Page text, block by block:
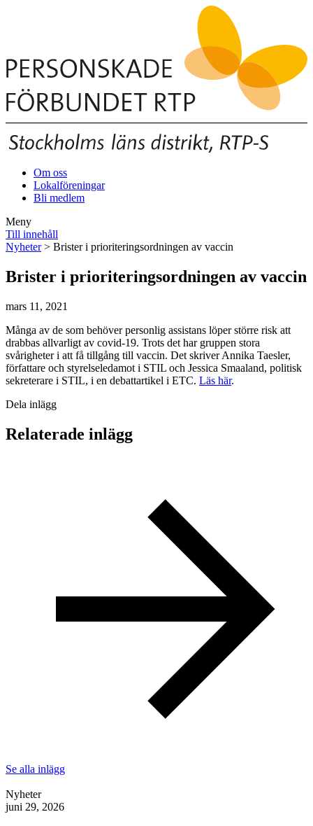
Om oss
Lokalföreningar
Bli medlem
Meny
Till innehåll
Nyheter> Brister i prioriteringsordningen av vaccin
Brister i prioriteringsordningen av vaccin
mars 11, 2021
Många av de som behöver personlig assistans löper större risk att
drabbas allvarligt av covid-19. Trots det har gruppen stora
svårigheter i att få tillgång till vaccin. Det skriver Annika Taesler,
författare och styrelseledamot i STIL och Jessica Smaaland, politisk
sekreterare i STIL, i en debattartikel i ETC. Läs här.
Dela inlägg
Relaterade inlägg
Se alla inlägg
Nyheter
juni 29, 2026